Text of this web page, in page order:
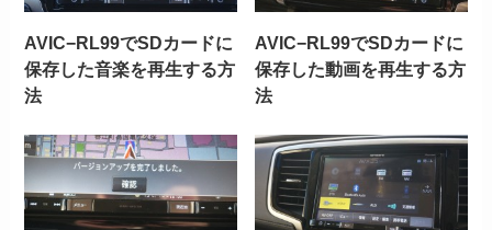
AVIC−RL99でSDカードに
保存した音楽を再生する方
法
AVIC−RL99でSDカードに
保存した動画を再生する方
法